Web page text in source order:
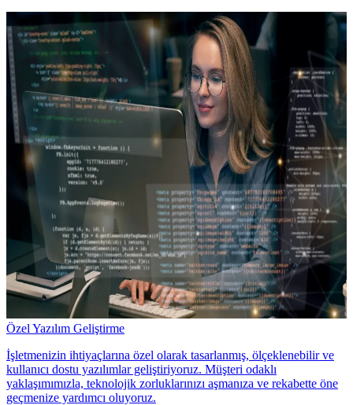
Özel Yazılım Geliştirme
İşletmenizin ihtiyaçlarına özel olarak tasarlanmış, ölçeklenebilir ve
kullanıcı dostu yazılımlar geliştiriyoruz. Müşteri odaklı
yaklaşımımızla, teknolojik zorluklarınızı aşmanıza ve rekabette öne
geçmenize yardımcı oluyoruz.